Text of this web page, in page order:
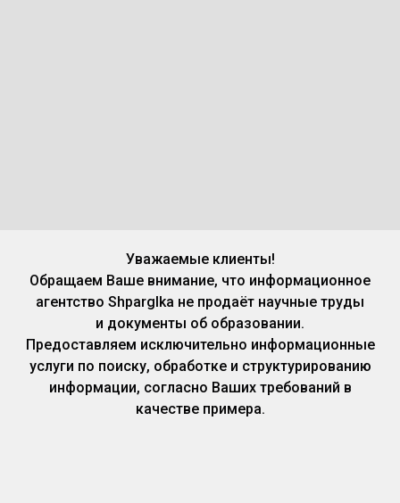
Уважаемые клиенты!
Обращаем Ваше внимание, что информационное
агентство Shparglka не продаёт научные труды
и документы об образовании.
Предоставляем исключительно информационные
услуги по поиску, обработке и структурированию
информации, согласно Ваших требований в
качестве примера.